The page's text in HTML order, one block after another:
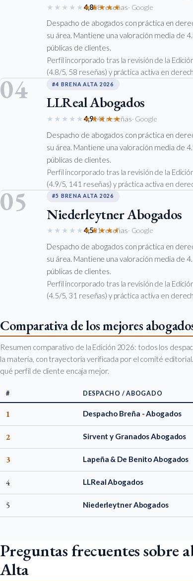
★★★★★★★★★★
4,858 reseñas· Google
Despacho de abogados con práctica en
su área. Mantiene una valoración media de
públicas de clientes.
Perfil incorporado tras la revisión de la
(4.8/5, 58 reseñas) y práctica activa en
04 #4 BRENA ALTA 2026
LLReal Abogados
★★★★★★★★★★
4,9141 reseñas· Google
Despacho de abogados con práctica en
su área. Mantiene una valoración media de
públicas de clientes.
Perfil incorporado tras la revisión de la
(4.9/5, 141 reseñas) y práctica activa en
05 #5 BRENA ALTA 2026
Niederleytner Abogados
★★★★★★★★★★
4,531 reseñas· Google
Despacho de abogados con práctica en
su área. Mantiene una valoración media de
públicas de clientes.
Perfil incorporado tras la revisión de la
(4.5/5, 31 reseñas) y práctica activa en
Comparativa de los mejores
Resumen comparativo de la Edición 2026: todos los
la materia, con trayectoria verificada por el comité
qué perfil de cliente encaja mejor.
# DESPACHO / ABOGADO
1 Despacho Breña - Abogados
2 Sirvent y Granados Abogados
3 Lapeña & De Benito Abogados
4 LLReal Abogados
5 Niederleytner Abogados
Preguntas frecuentes sobre
Alta